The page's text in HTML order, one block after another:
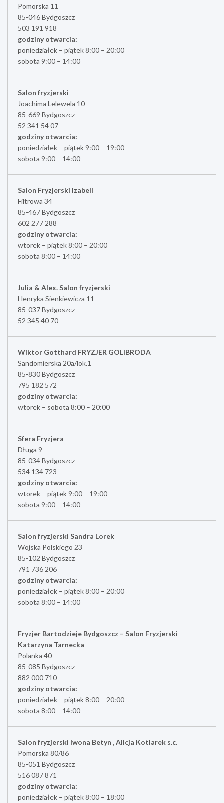
Pomorska 11
85-046 Bydgoszcz
503 191 918
godziny otwarcia:
poniedziałek – piątek 8:00 – 20:00
sobota 9:00 – 14:00
Salon fryzjerski
Joachima Lelewela 10
85-669 Bydgoszcz
52 341 54 07
godziny otwarcia:
poniedziałek – piątek 9:00 – 19:00
sobota 9:00 – 14:00
Salon Fryzjerski Izabell
Filtrowa 34
85-467 Bydgoszcz
602 277 288
godziny otwarcia:
wtorek – piątek 8:00 – 20:00
sobota 8:00 – 14:00
Julia & Alex. Salon fryzjerski
Henryka Sienkiewicza 11
85-037 Bydgoszcz
52 345 40 70
Wiktor Gotthard FRYZJER GOLIBRODA
Sandomierska 20a/lok.1
85-830 Bydgoszcz
795 182 572
godziny otwarcia:
wtorek – sobota 8:00 – 20:00
Sfera Fryzjera
Długa 9
85-034 Bydgoszcz
534 134 723
godziny otwarcia:
wtorek – piątek 9:00 – 19:00
sobota 9:00 – 14:00
Salon fryzjerski Sandra Lorek
Wojska Polskiego 23
85-102 Bydgoszcz
791 736 206
godziny otwarcia:
poniedziałek – piątek 8:00 – 20:00
sobota 8:00 – 14:00
Fryzjer Bartodzieje Bydgoszcz – Salon Fryzjerski
Katarzyna Tarnecka
Polanka 40
85-085 Bydgoszcz
882 000 710
godziny otwarcia:
poniedziałek – piątek 8:00 – 20:00
sobota 8:00 – 14:00
Salon fryzjerski Iwona Betyn , Alicja Kotlarek s.c.
Pomorska 80/86
85-051 Bydgoszcz
516 087 871
godziny otwarcia:
poniedziałek – piątek 8:00 – 18:00